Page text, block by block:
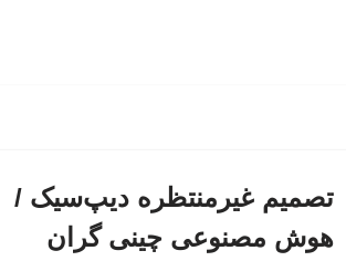
تصمیم غیرمنتظره دیپ‌سیک /
هوش مصنوعی چینی گران